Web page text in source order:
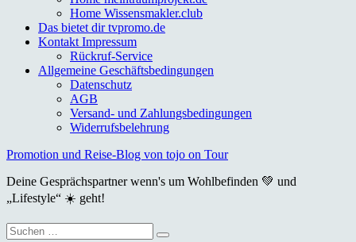
Home Wissensmakler.club
Das bietet dir tvpromo.de
Kontakt Impressum
Rückruf-Service
Allgemeine Geschäftsbedingungen
Datenschutz
AGB
Versand- und Zahlungsbedingungen
Widerrufsbelehrung
Promotion und Reise-Blog von tojo on Tour
Deine Gesprächspartner wenn's um Wohlbefinden 💚 und
„Lifestyle“ ☀️ geht!
Suche